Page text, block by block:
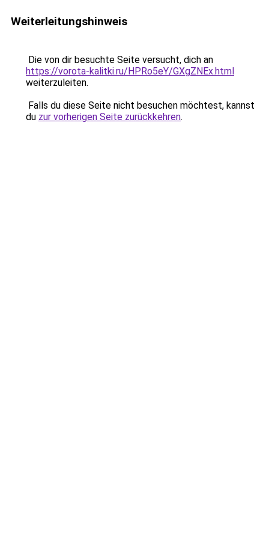
Weiterleitungshinweis
Die von dir besuchte Seite versucht, dich an
https://vorota-kalitki.ru/HPRo5eY/GXgZNEx.html
weiterzuleiten.
Falls du diese Seite nicht besuchen möchtest, kannst
du zur vorherigen Seite zurückkehren.